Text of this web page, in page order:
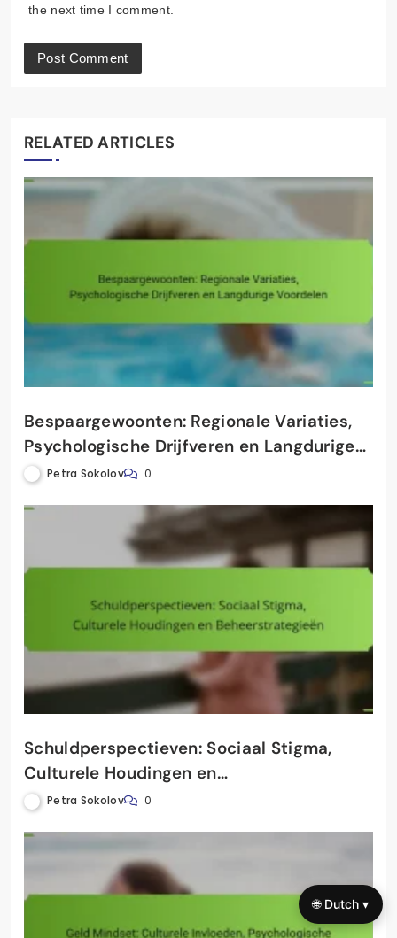
the next time I comment.
RELATED ARTICLES
Bespaargewoonten: Regionale Variaties,
Psychologische Drijfveren en Langdurige
Voordelen
Petra Sokolov 0
Schuldperspectieven: Sociaal Stigma,
Culturele Houdingen en
Beheerstrategieën
Petra Sokolov 0
🌐 Dutch ▾